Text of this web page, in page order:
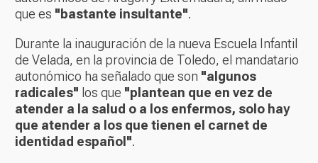
que es "bastante insultante".
Durante la inauguración de la nueva Escuela Infantil
de Velada, en la provincia de Toledo, el mandatario
autonómico ha señalado que son "algunos
radicales" los que "plantean que en vez de
atender a la salud o a los enfermos, solo hay
que atender a los que tienen el carnet de
identidad español".